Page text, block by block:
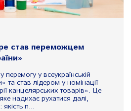
став переможцем
перемогу у всеукраїнській
та став лідером у номінації
канцелярських товарів». Це
надихає рухатися далі,
п...